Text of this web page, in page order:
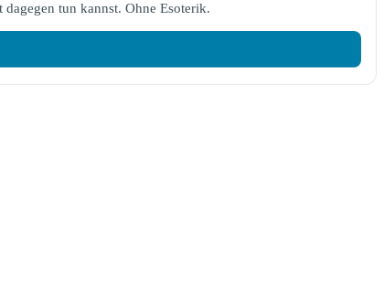
tun kannst. Ohne Esoterik.